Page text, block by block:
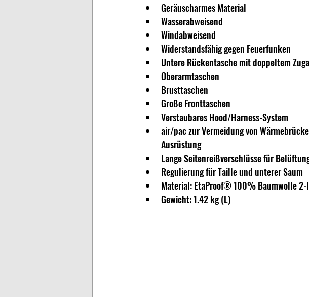
Geräuscharmes Material
Wasserabweisend
Windabweisend
Widerstandsfähig gegen Feuerfunken
Untere Rückentasche mit doppeltem
Oberarmtaschen
Brusttaschen
Große Fronttaschen
Verstaubares Hood/Harness-System
air/pac zur Vermeidung von
Ausrüstung
Lange Seitenreißverschlüsse für
Regulierung für Taille und unterer Saum
Material: EtaProof® 100% Baumwolle 2-
Gewicht: 1.42 kg (L)